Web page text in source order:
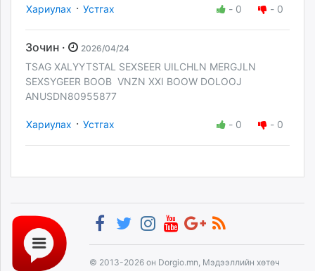
Хариулах · Устгах - 0 - 0
Зочин · 2026/04/24
TSAG XALYYTSTAL SEXSEER UILCHLN MERGJLN
SEXSYGEER BOOB VNZN XXI BOOW DOLOOJ
ANUSDN80955877
Хариулах · Устгах - 0 - 0
© 2013-2026 он Dorgio.mn, Мэдээллийн хөтөч